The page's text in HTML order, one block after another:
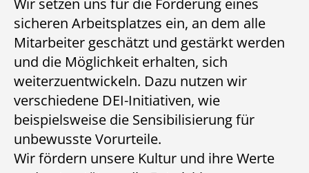
sicheren Arbeitsplatzes ein, an dem alle
Mitarbeiter geschätzt und gestärkt werden
und die Möglichkeit erhalten, sich
weiterzuentwickeln. Dazu nutzen wir
verschiedene DEI-Initiativen, wie
beispielsweise die Sensibilisierung für
unbewusste Vorurteile.
Wir fördern unsere Kultur und ihre Werte